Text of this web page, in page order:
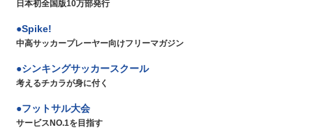
日本初全国版10万部発行
Spike!
中高サッカープレーヤー向けフリーマガジン
シンキングサッカースクール
考えるチカラが身に付く
フットサル大会
サービスNO.1を目指す